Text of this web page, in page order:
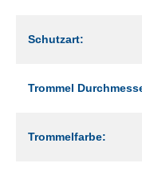
Schutzart:
Trommel
Trommelfarbe: